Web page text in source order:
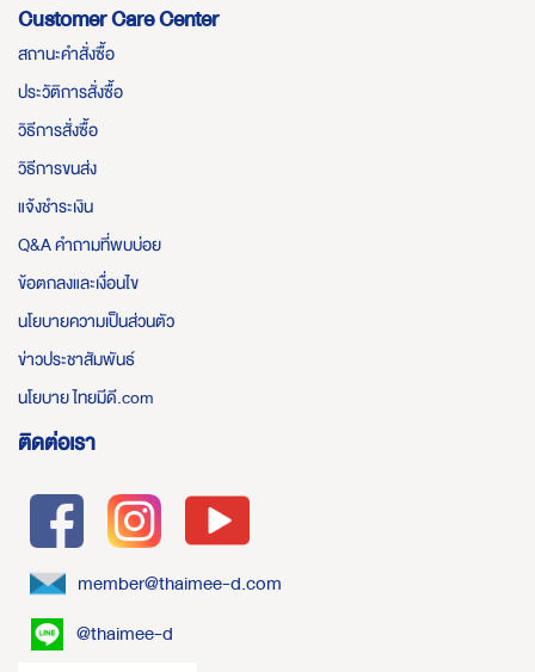
Customer Care Center
สถานะคำสั่งซื้อ
ประวัติการสั่งซื้อ
วิธีการสั่งซื้อ
วิธีการขนส่ง
แจ้งชำระเงิน
Q&A คำถามที่พบบ่อย
ข้อตกลงและเงื่อนไข
นโยบายความเป็นส่วนตัว
ข่าวประชาสัมพันธ์
นโยบาย ไทยมีดี.com
ติดต่อเรา
member@thaimee-d.com
@thaimee-d